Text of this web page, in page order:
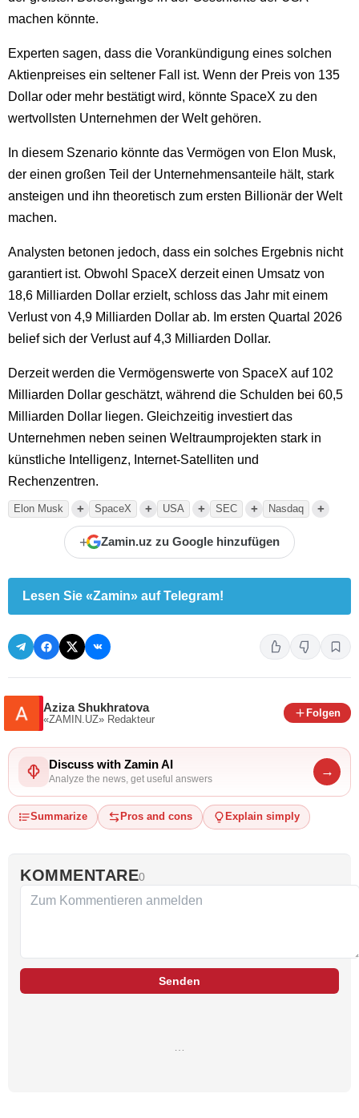
machen könnte.
Experten sagen, dass die Vorankündigung eines solchen
Aktienpreises ein seltener Fall ist. Wenn der Preis von 135
Dollar oder mehr bestätigt wird, könnte SpaceX zu den
wertvollsten Unternehmen der Welt gehören.
In diesem Szenario könnte das Vermögen von Elon Musk,
der einen großen Teil der Unternehmensanteile hält, stark
ansteigen und ihn theoretisch zum ersten Billionär der Welt
machen.
Analysten betonen jedoch, dass ein solches Ergebnis nicht
garantiert ist. Obwohl SpaceX derzeit einen Umsatz von
18,6 Milliarden Dollar erzielt, schloss das Jahr mit einem
Verlust von 4,9 Milliarden Dollar ab. Im ersten Quartal 2026
belief sich der Verlust auf 4,3 Milliarden Dollar.
Derzeit werden die Vermögenswerte von SpaceX auf 102
Milliarden Dollar geschätzt, während die Schulden bei 60,5
Milliarden Dollar liegen. Gleichzeitig investiert das
Unternehmen neben seinen Weltraumprojekten stark in
künstliche Intelligenz, Internet-Satelliten und
Rechenzentren.
Elon Musk + SpaceX + USA + SEC + Nasdaq +
+ Zamin.uz zu Google hinzufügen
Lesen Sie «Zamin» auf Telegram!
Aziza Shukhratova
«ZAMIN.UZ» Redakteur
Folgen
Discuss with Zamin AI
Analyze the news, get useful answers
→
Summarize Pros and cons Explain simply
KOMMENTARE0
Senden